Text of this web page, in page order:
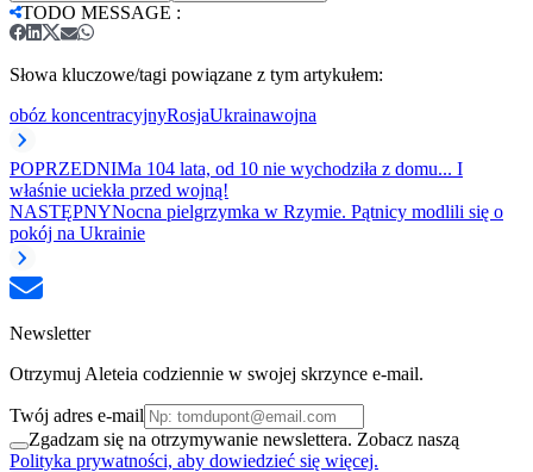
TODO MESSAGE :
Słowa kluczowe/tagi powiązane z tym artykułem:
obóz koncentracyjnyRosjaUkrainawojna
POPRZEDNIMa 104 lata, od 10 nie wychodziła z domu... I
właśnie uciekła przed wojną!
NASTĘPNYNocna pielgrzymka w Rzymie. Pątnicy modlili się o
pokój na Ukrainie
Newsletter
Otrzymuj Aleteia codziennie w swojej skrzynce e-mail.
Twój adres e-mail
Zgadzam się na otrzymywanie newslettera. Zobacz naszą
Polityka prywatności, aby dowiedzieć się więcej.